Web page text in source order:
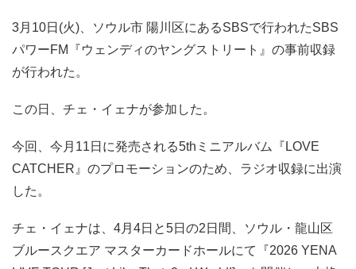
3月10日(火)、ソウル市 陽川区にあるSBSで行われたSBS
パワーFM『ウェンディのヤングストリート』の事前収録
が行われた。
この日、チェ・イェナが参加した。
今回、今月11日に発売される5thミニアルバム『LOVE
CATCHER』のプロモーションのため、ラジオ収録に出演
した。
チェ・イェナは、4月4日と5日の2日間、ソウル・龍山区
ブルースクエア マスターカードホールにて『2026 YENA